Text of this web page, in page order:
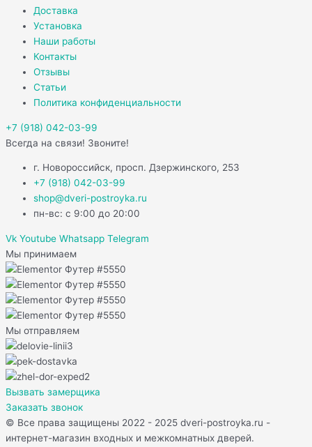
Доставка
Установка
Наши работы
Контакты
Отзывы
Статьи
Политика конфиденциальности
+7 (918) 042-03-99
Всегда на связи! Звоните!
г. Новороссийск, просп. Дзержинского, 253
+7 (918) 042-03-99
shop@dveri-postroyka.ru
пн-вс: с 9:00 до 20:00
Vk Youtube Whatsapp Telegram
Мы принимаем
Мы отправляем
Вызвать замерщика
Заказать звонок
© Все права защищены 2022 - 2025 dveri-postroyka.ru -
интернет-магазин входных и межкомнатных дверей.